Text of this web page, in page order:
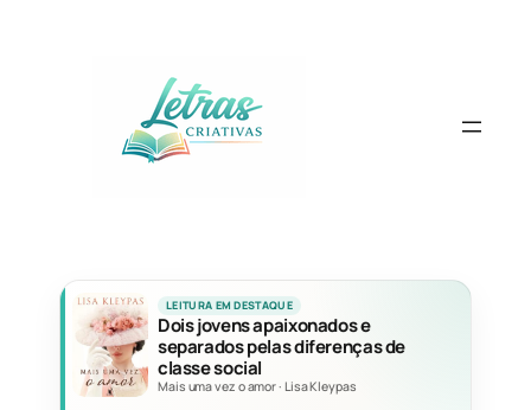
LEITURA EM DESTAQUE
Dois jovens apaixonados e
separados pelas diferenças de
classe social
Mais uma vez o amor· Lisa Kleypas